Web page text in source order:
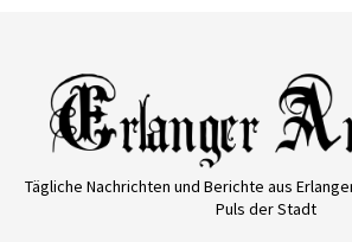
Tägliche Nachrichten und Berichte aus
Puls der Stadt